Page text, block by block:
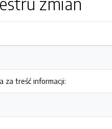
za treść informacji: